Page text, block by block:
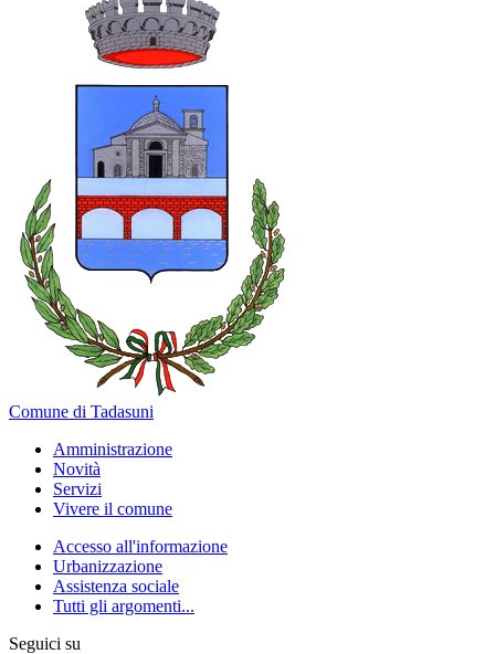
Comune di Tadasuni
Amministrazione
Novità
Servizi
Vivere il comune
Accesso all'informazione
Urbanizzazione
Assistenza sociale
Tutti gli argomenti...
Seguici su